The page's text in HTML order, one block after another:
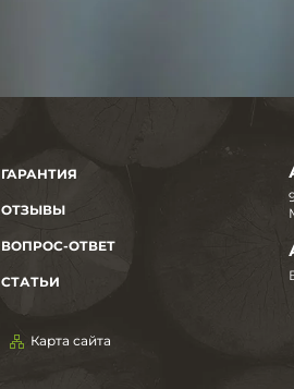
ГАРАНТИЯ
ОТЗЫВЫ
ВОПРОС-ОТВЕТ
СТАТЬИ
Карта сайта